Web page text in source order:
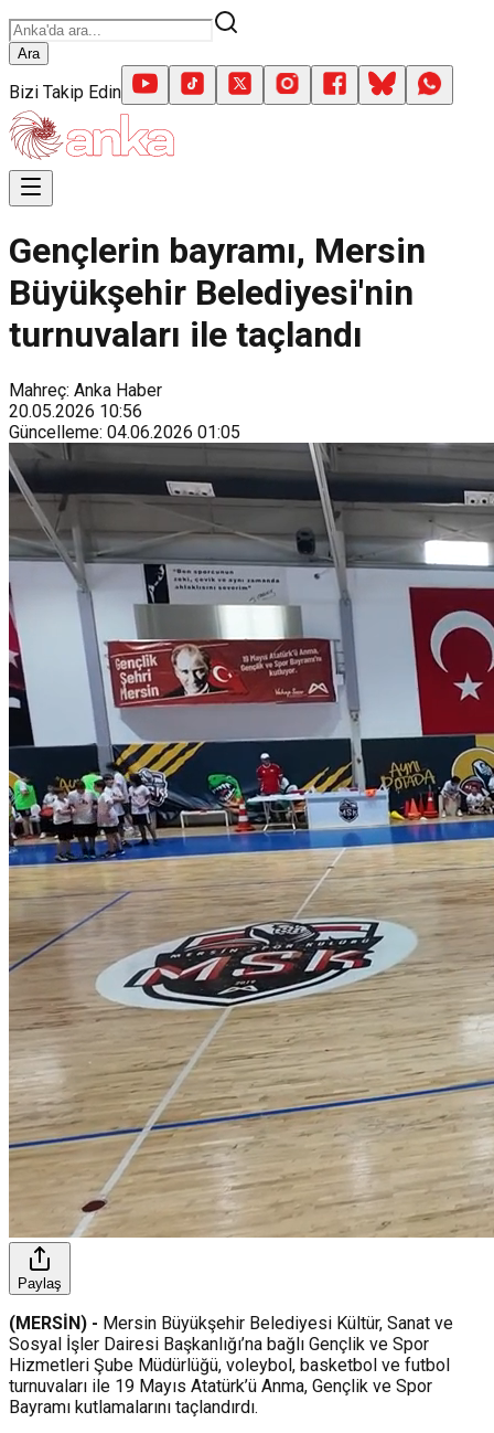
Ara
Bizi Takip Edin
Gençlerin bayramı, Mersin
Büyükşehir Belediyesi'nin
turnuvaları ile taçlandı
Mahreç: Anka Haber
20.05.2026 10:56
Güncelleme: 04.06.2026 01:05
Paylaş
(MERSİN) - Mersin Büyükşehir Belediyesi Kültür, Sanat ve
Sosyal İşler Dairesi Başkanlığı’na bağlı Gençlik ve Spor
Hizmetleri Şube Müdürlüğü, voleybol, basketbol ve futbol
turnuvaları ile 19 Mayıs Atatürk’ü Anma, Gençlik ve Spor
Bayramı kutlamalarını taçlandırdı.